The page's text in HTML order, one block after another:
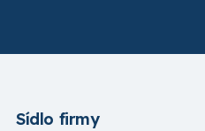
Sídlo firmy